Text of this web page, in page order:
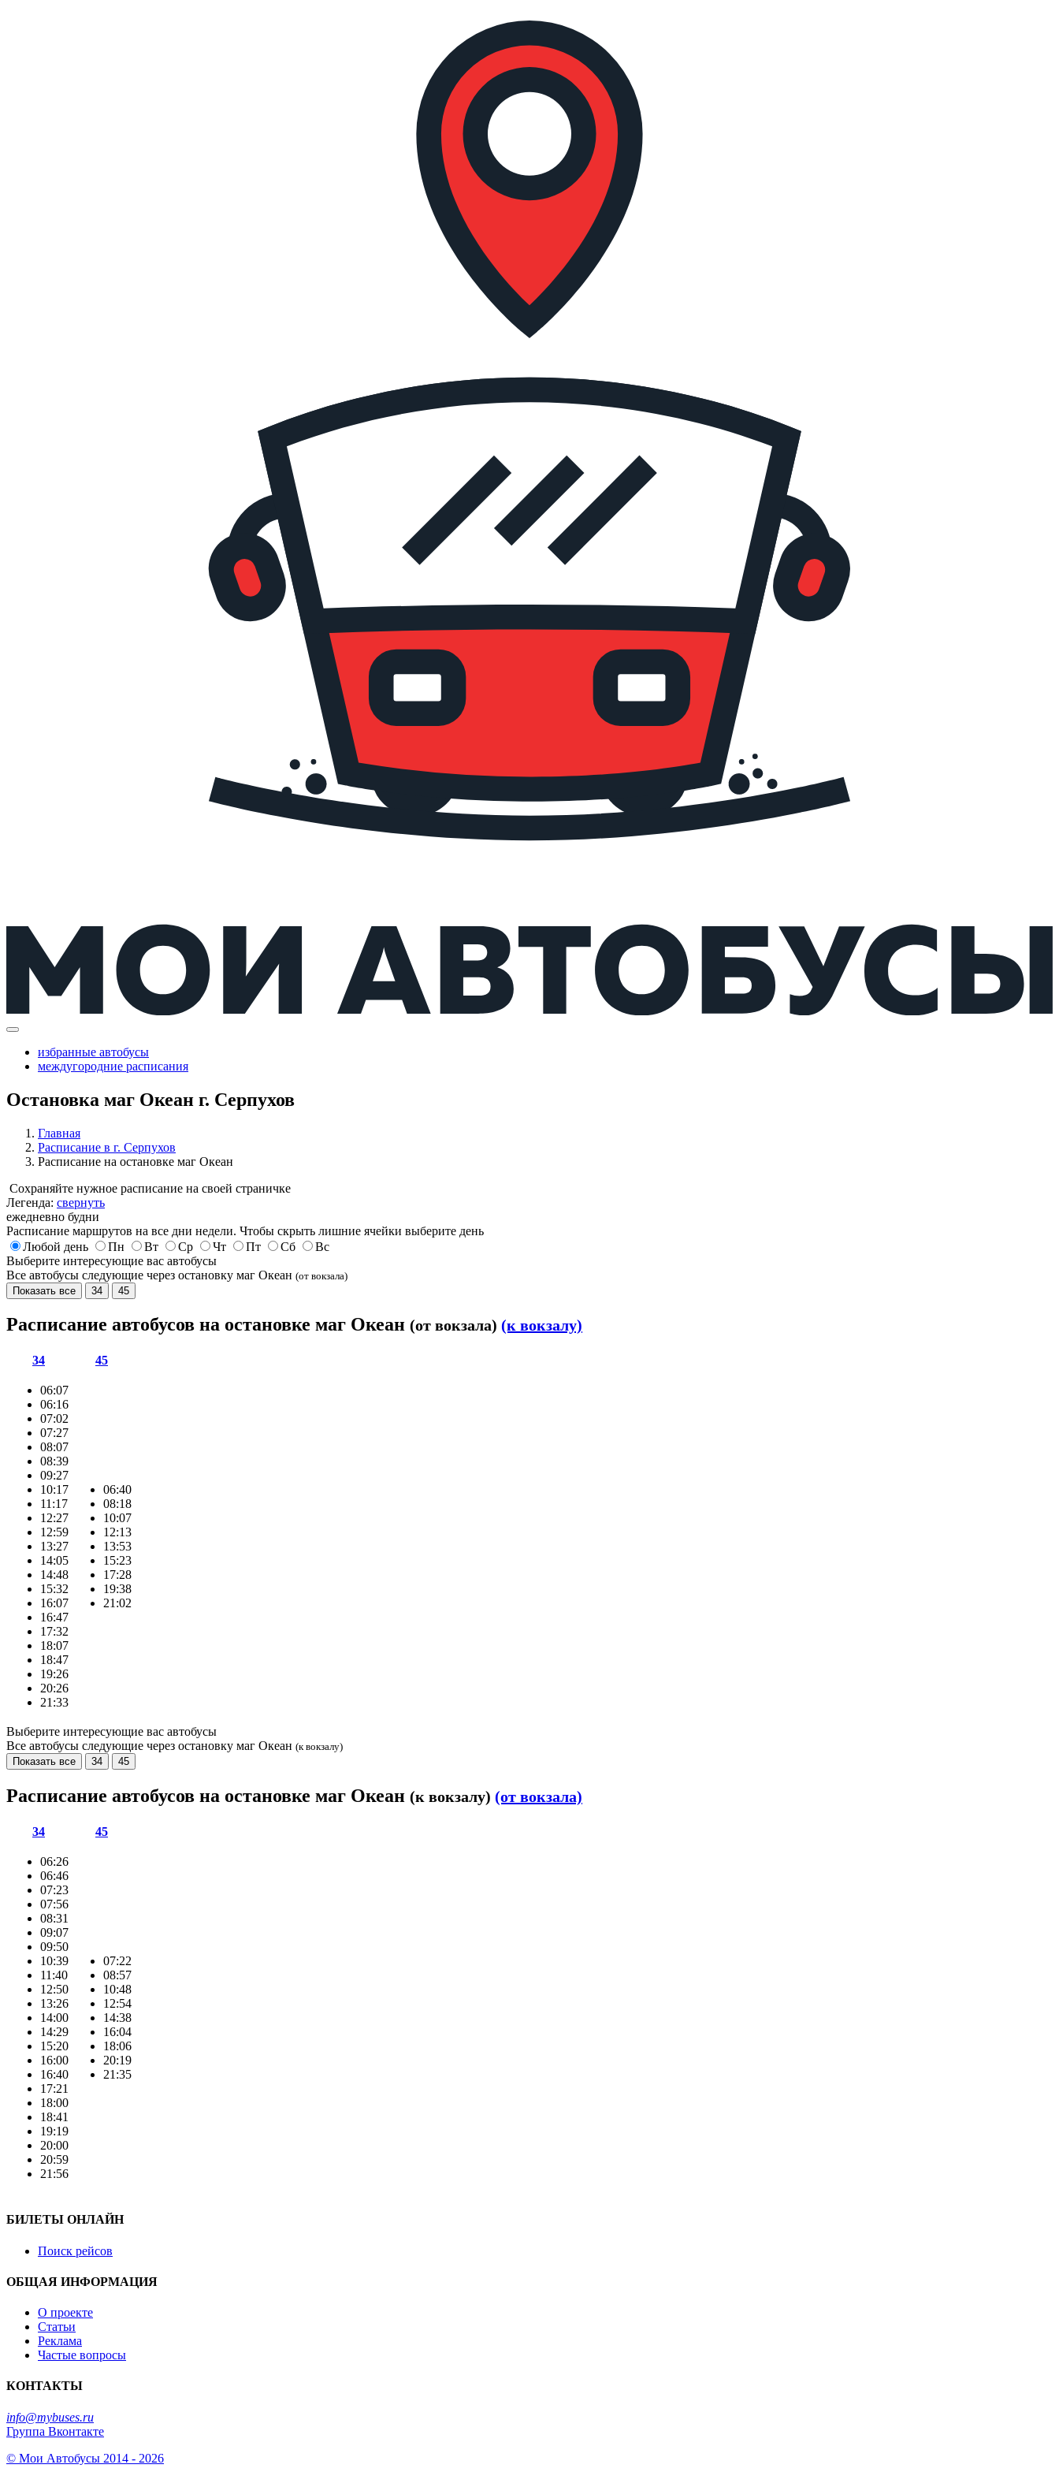
избранные автобусы
междугородние расписания
Остановка маг Океан г. Серпухов
Главная
Расписание в г. Серпухов
Расписание на остановке маг Океан
Сохраняйте нужное расписание на своей страничке
Легенда: свернуть
ежедневно будни
Расписание маршрутов на все дни недели. Чтобы скрыть лишние ячейки выберите день
Любой день
Пн Вт Ср Чт Пт Сб
Вс
Выберите интересующие вас автобусы
Все автобусы следующие через остановку маг Океан (от вокзала)
Показать все
34 45
Расписание автобусов на остановке маг Океан (от вокзала) (к вокзалу)
34 45
06:07
06:16
07:02
07:27
08:07
08:39
09:27
10:17
11:17
12:27
12:59
13:27
14:05
14:48
15:32
16:07
16:47
17:32
18:07
18:47
19:26
20:26
21:33
06:40
08:18
10:07
12:13
13:53
15:23
17:28
19:38
21:02
Выберите интересующие вас автобусы
Все автобусы следующие через остановку маг Океан (к вокзалу)
Показать все
34 45
Расписание автобусов на остановке маг Океан (к вокзалу) (от вокзала)
34 45
06:26
06:46
07:23
07:56
08:31
09:07
09:50
10:39
11:40
12:50
13:26
14:00
14:29
15:20
16:00
16:40
17:21
18:00
18:41
19:19
20:00
20:59
21:56
07:22
08:57
10:48
12:54
14:38
16:04
18:06
20:19
21:35
БИЛЕТЫ ОНЛАЙН
Поиск рейсов
ОБЩАЯ ИНФОРМАЦИЯ
О проекте
Статьи
Реклама
Частые вопросы
КОНТАКТЫ
info@mybuses.ru
Группа Вконтакте
© Мои Автобусы 2014 - 2026